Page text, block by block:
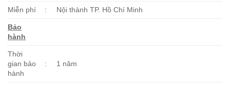
Miễn phí : Nội thành TP. Hồ Chí Minh
Bảo
hành
Thời
gian bảo
hành
: 1 năm